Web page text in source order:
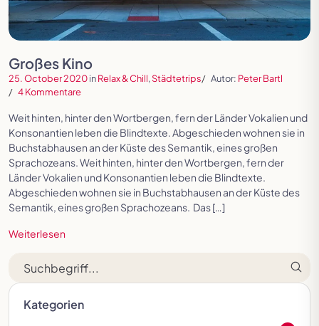
Großes Kino
25. October 2020inRelax & Chill,Städtetrips Autor: Peter Bartl
4 Kommentare
Weit hinten, hinter den Wortbergen, fern der Länder Vokalien und
Konsonantien leben die Blindtexte. Abgeschieden wohnen sie in
Buchstabhausen an der Küste des Semantik, eines großen
Sprachozeans. Weit hinten, hinter den Wortbergen, fern der
Länder Vokalien und Konsonantien leben die Blindtexte.
Abgeschieden wohnen sie in Buchstabhausen an der Küste des
Semantik, eines großen Sprachozeans. Das […]
Weiterlesen
Kategorien